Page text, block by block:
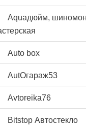
Aquaдюйм,
Auto box
AutOгараж53
Avtoreika76
Bitstop Автостекло